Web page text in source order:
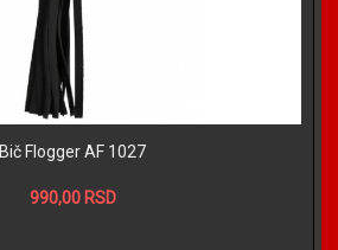
Bič Flogger AF 1027
990,00 RSD